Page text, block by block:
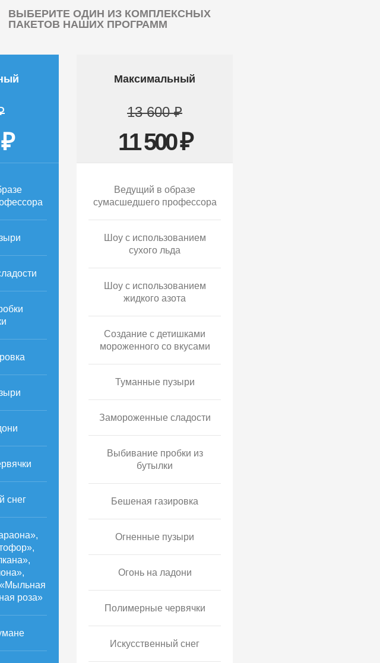
ВЫБЕРИТЕ ОДИН ИЗ КОМПЛЕКСНЫХ
ПАКЕТОВ НАШИХ ПРОГРАММ
снег
роза»
Максимальный
13 600 ₽
11 500 ₽
Ведущий в образе
сумасшедшего профессора
Шоу с использованием
сухого льда
Шоу с использованием
жидкого азота
Создание с детишками
мороженного со вкусами
Туманные пузыри
Замороженные сладости
Выбивание пробки из
бутылки
Бешеная газировка
Огненные пузыри
Огонь на ладони
Полимерные червячки
Искусственный снег